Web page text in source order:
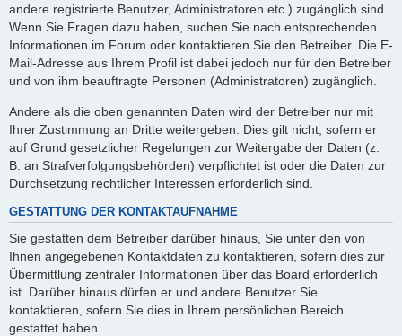
andere registrierte Benutzer, Administratoren etc.) zugänglich sind.
Wenn Sie Fragen dazu haben, suchen Sie nach entsprechenden
Informationen im Forum oder kontaktieren Sie den Betreiber. Die E-
Mail-Adresse aus Ihrem Profil ist dabei jedoch nur für den Betreiber
und von ihm beauftragte Personen (Administratoren) zugänglich.
Andere als die oben genannten Daten wird der Betreiber nur mit
Ihrer Zustimmung an Dritte weitergeben. Dies gilt nicht, sofern er
auf Grund gesetzlicher Regelungen zur Weitergabe der Daten (z.
B. an Strafverfolgungsbehörden) verpflichtet ist oder die Daten zur
Durchsetzung rechtlicher Interessen erforderlich sind.
GESTATTUNG DER KONTAKTAUFNAHME
Sie gestatten dem Betreiber darüber hinaus, Sie unter den von
Ihnen angegebenen Kontaktdaten zu kontaktieren, sofern dies zur
Übermittlung zentraler Informationen über das Board erforderlich
ist. Darüber hinaus dürfen er und andere Benutzer Sie
kontaktieren, sofern Sie dies in Ihrem persönlichen Bereich
gestattet haben.